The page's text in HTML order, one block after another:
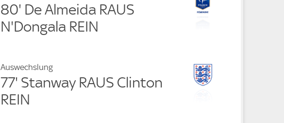
80' De Almeida RAUS
N'Dongala REIN
Auswechslung
77' Stanway RAUS Clinton
REIN